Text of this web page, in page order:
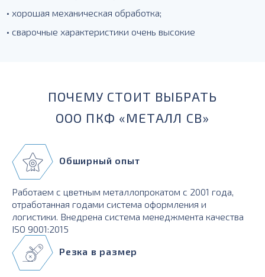
• хорошая механическая обработка;
• сварочные характеристики очень высокие
ПОЧЕМУ СТОИТ ВЫБРАТЬ
ООО ПКФ «МЕТАЛЛ СВ»
Обширный опыт
Работаем с цветным металлопрокатом с 2001 года,
отработанная годами система оформления и
логистики. Внедрена система менеджмента качества
ISO 9001:2015
Резка в размер